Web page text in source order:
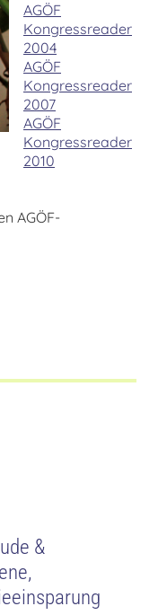
AGÖF
Kongressreader
2004
AGÖF
Kongressreader
2007
AGÖF
Kongressreader
2010
AGÖF-
&